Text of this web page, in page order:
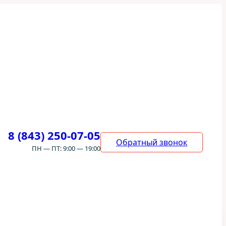
8 (843) 250-07-05
ПН — ПТ: 9:00 — 19:00
Обратный звонок